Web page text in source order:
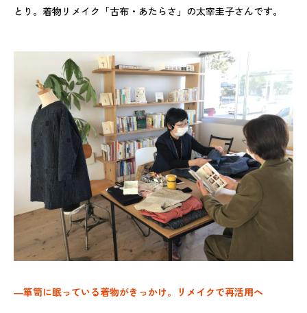
とり。着物リメイク「古布・あたらさ」の太宰圭子さんです。
―箪笥に眠っている着物がきっかけ。リメイクで再活用へ